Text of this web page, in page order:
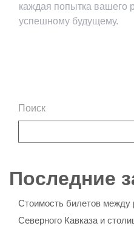
каждая попытка вашего
успешному будущему.
Поиск
Последние
Стоимость билетов между
Северного Кавказа и